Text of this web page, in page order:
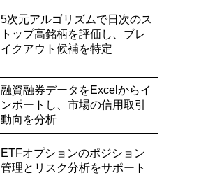
5次元アルゴリズムで日次のス
トップ高銘柄を評価し、ブレ
イクアウト候補を特定
融資融券データをExcelからイ
ンポートし、市場の信用取引
動向を分析
ETFオプションのポジション
管理とリスク分析をサポート